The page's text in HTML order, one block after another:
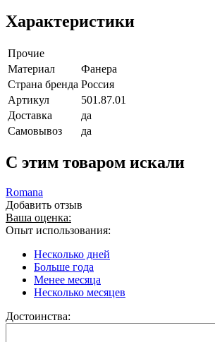
Характеристики
Прочие
Материал
Фанера
Страна бренда Россия
Артикул
501.87.01
Доставка
да
Самовывоз
да
C этим товаром искали
Romana
Добавить отзыв
Ваша оценка:
Опыт использования:
Несколько дней
Больше года
Менее месяца
Несколько месяцев
Достоинства: